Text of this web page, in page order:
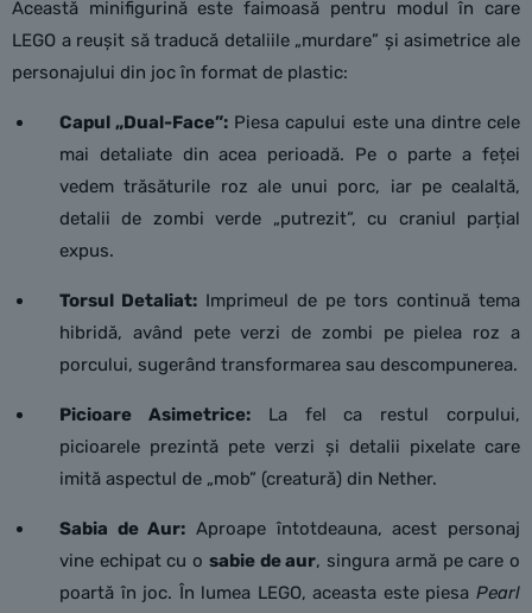
Această minifigurină este faimoasă pentru modul în care
LEGO a reușit să traducă detaliile „murdare” și asimetrice ale
personajului din joc în format de plastic:
Capul „Dual-Face”: Piesa capului este una dintre cele
mai detaliate din acea perioadă. Pe o parte a feței
vedem trăsăturile roz ale unui porc, iar pe cealaltă,
detalii de zombi verde „putrezit”, cu craniul parțial
expus.
Torsul Detaliat: Imprimeul de pe tors continuă tema
hibridă, având pete verzi de zombi pe pielea roz a
porcului, sugerând transformarea sau descompunerea.
Picioare Asimetrice:La fel ca restul corpului,
picioarele prezintă pete verzi și detalii pixelate care
imită aspectul de „mob” (creatură) din Nether.
Sabia de Aur: Aproape întotdeauna, acest personaj
vine echipat cu o sabie de aur, singura armă pe care o
poartă în joc. În lumea LEGO, aceasta este piesa Pearl